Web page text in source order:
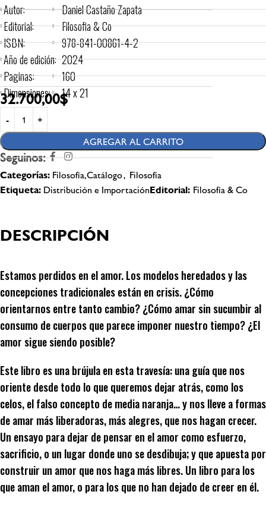
Autor:
Editorial:
ISBN:
Año de edición:
Paginas:
Dimensiones:
Daniel Castaño Zapata
Filosofia & Co
978-841-00861-4-2
2024
160
14 x 21
32.700,00$
AGREGAR AL CARRITO
Seguinos:
Categorías: Filosofía,Catálogo, Filosofía
Etiqueta: Distribución e ImportaciónEditorial: Filosofía & Co
DESCRIPCIÓN
Estamos perdidos en el amor. Los modelos heredados y las
concepciones tradicionales están en crisis. ¿Cómo
orientarnos entre tanto cambio? ¿Cómo amar sin sucumbir al
consumo de cuerpos que parece imponer nuestro tiempo? ¿El
amor sigue siendo posible?
Este libro es una brújula en esta travesía: una guía que nos
oriente desde todo lo que queremos dejar atrás, como los
celos, el falso concepto de media naranja… y nos lleve a formas
de amar más liberadoras, más alegres, que nos hagan crecer.
Un ensayo para dejar de pensar en el amor como esfuerzo,
sacrificio, o un lugar donde uno se desdibuja; y que apuesta por
construir un amor que nos haga más libres. Un libro para los
que aman el amor, o para los que no han dejado de creer en él.